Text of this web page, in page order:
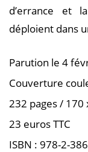
d’errance et
déploient dans
Parution le 4
Couverture
232 pages / 170
23 euros TTC
ISBN : 978-2-